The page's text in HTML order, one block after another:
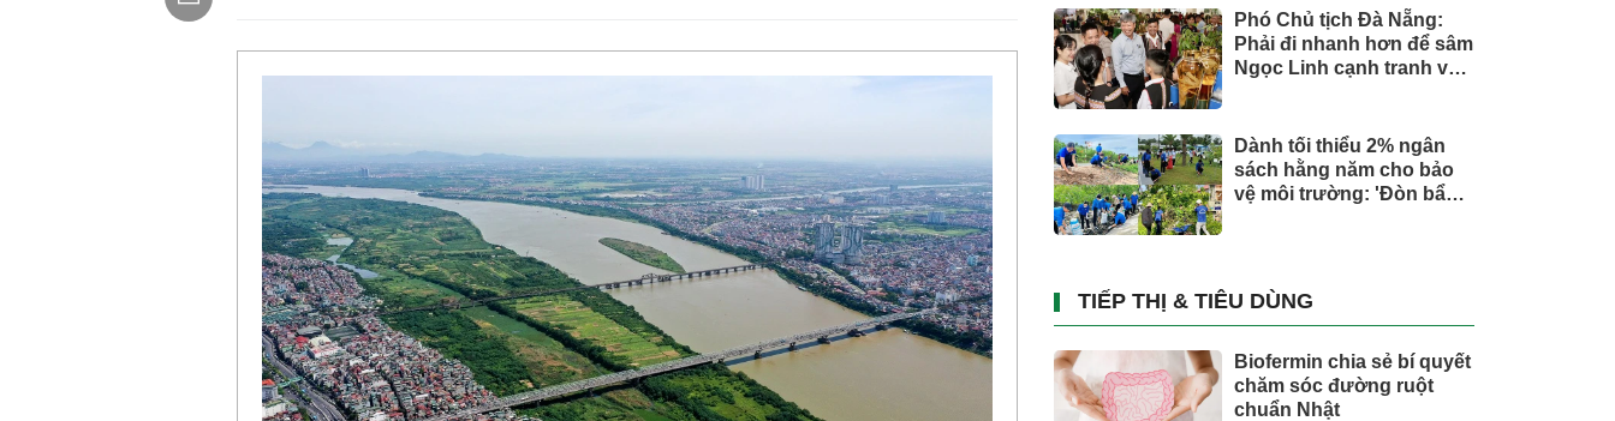
Phó Chủ tịch Đà Nẵng:
Phải đi nhanh hơn để sâm
Ngọc Linh cạnh tranh với
Dành tối thiểu 2% ngân
sách hằng năm cho bảo
vệ môi trường: 'Đòn bẩy'
TIẾP THỊ & TIÊU DÙNG
Biofermin chia sẻ bí quyết
chăm sóc đường ruột
chuẩn Nhật